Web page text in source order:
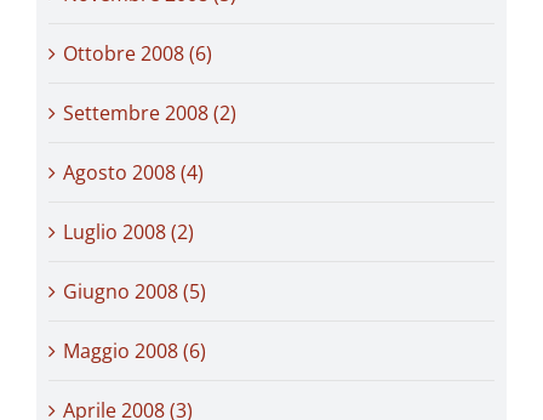
Ottobre 2008 (6)
Settembre 2008 (2)
Agosto 2008 (4)
Luglio 2008 (2)
Giugno 2008 (5)
Maggio 2008 (6)
Aprile 2008 (3)